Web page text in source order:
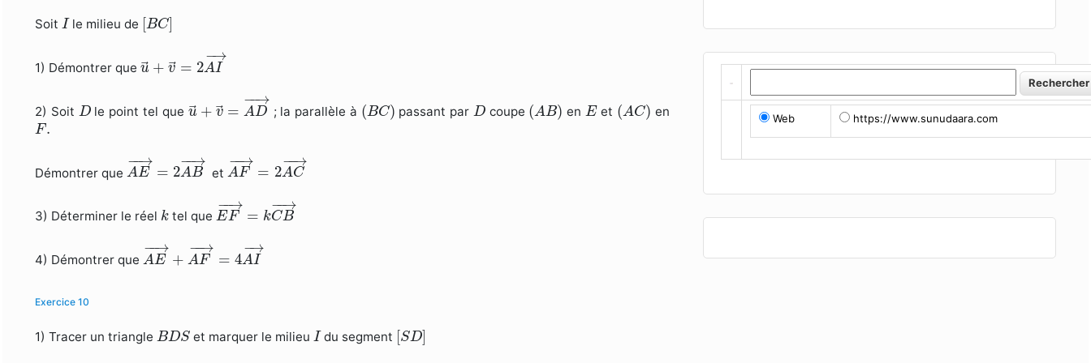
SoitI
I le milieu de [BC]
[BC]
1) Démontrer queu + v = 2
−→
AI
=2AI
2) Soit D
Dle point tel que u + v =
−
−→
AD
=AD
; la parallèle à (BC)
(BC) passant par D
Dcoupe (AB)
( A B) en E
Eet (AC)
( A C) en
F.
F.
Démontrer que
−
−→
AE = 2
−
−→
AB
→ →
et
−
−→
AF = 2
−
−→
AC
→ →
3) Déterminer le réel k
k tel que
−
−→
EF = k
−
−→
CB
→ →
4) Démontrer que
−
−→
AE +
−
−→
AF = 4
−→
AI
AE→ AF→ AI→
Exercice 10
1) Tracer un triangleBDS
BDSet marquer le milieu I
I du segment [SD]
[SD]
Web https://www.sunudaara.com